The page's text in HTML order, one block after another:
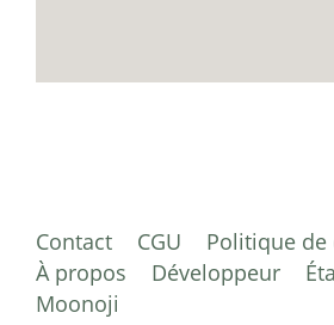
Contact CGU
Politique
À propos
Développeur
Moonoji